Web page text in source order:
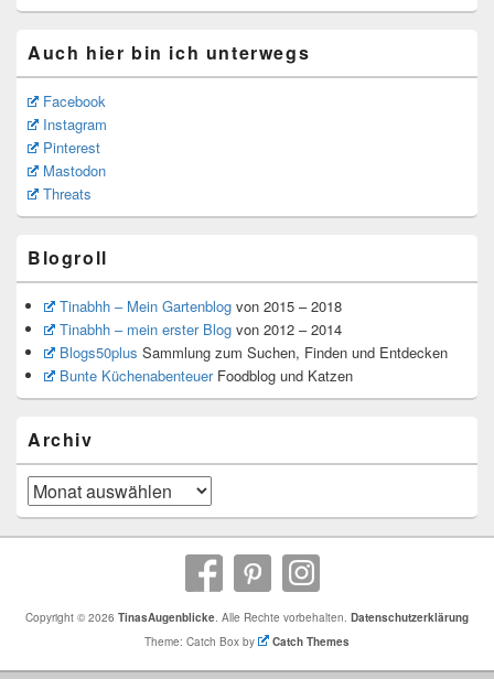
Auch hier bin ich unterwegs
Facebook
Instagram
Pinterest
Mastodon
Threats
Blogroll
Tinabhh – Mein Gartenblogvon 2015 – 2018
Tinabhh – mein erster Blogvon 2012 – 2014
Blogs50plus Sammlung zum Suchen, Finden und Entdecken
Bunte KüchenabenteuerFoodblog und Katzen
Archiv
Archiv
Copyright © 2026 TinasAugenblicke. Alle Rechte vorbehalten. Datenschutzerklärung
Theme: Catch Box by
Catch Themes